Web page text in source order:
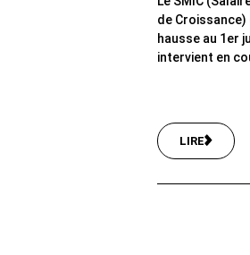
de
hausse au 1er
intervient en
LIRE